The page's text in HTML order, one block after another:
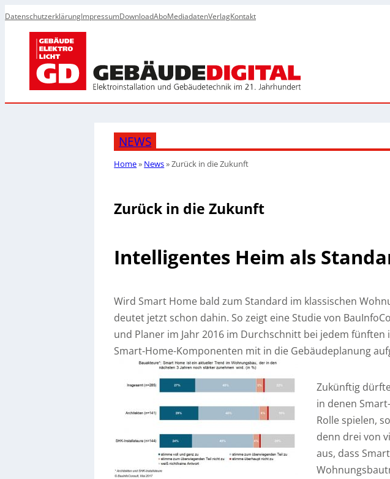
DatenschutzerklärungImpressumDownloadAboMediadatenVerlagKontakt
NEWS
Home» News»Zurück in die Zukunft
Zurück in die Zukunft
Intelligentes Heim als
Wird Smart Home bald zum Standard im klassischen
deutet jetzt schon dahin. So zeigt eine Studie von
und Planer im Jahr 2016 im Durchschnitt bei jedem
Smart-Home-Komponenten mit in die Gebäudeplanung
Zukünftig
in denen
Rolle spielen,
denn drei von
aus, dass